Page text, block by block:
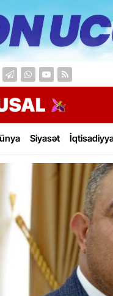
Siyasət